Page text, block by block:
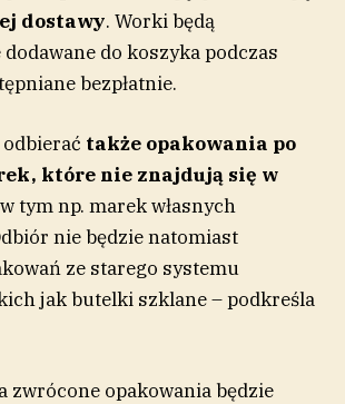
dostawy. Worki będą
do koszyka podczas
bezpłatnie.
także opakowania po
które nie znajdują się w
tym np. marek własnych
nie będzie natomiast
ze starego systemu
jak butelki szklane – podkreśla
zwrócone opakowania będzie